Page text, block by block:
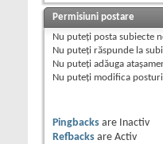
Permisiuni postare
Nu puteţi posta subiecte
Nu puteţi răspunde la
Nu puteţi adăuga
Nu puteţi modifica
Pingbacks are
Inactiv
Refbacks are Activ